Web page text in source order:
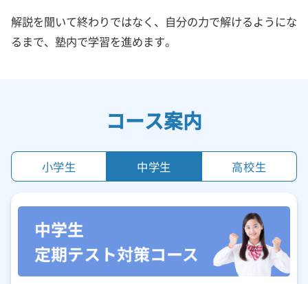
解説を聞いて終わりではなく、自分の力で解けるようにな
るまで、塾内で学習を進めます。
コース案内
小学生 中学生 高校生